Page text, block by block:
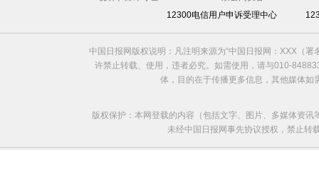
12300电信用户申诉受理中心
中国日报网版权说明：凡注明来源为“中国日报网：XXX（
许禁止转载、使用，违者必究。如需使用，请与010-
体，目的在于传播更多信息，其他媒体
版权保护：本网登载的内容（包括文字、图片、多媒体资
未经中国日报网事先协议授权，禁止转